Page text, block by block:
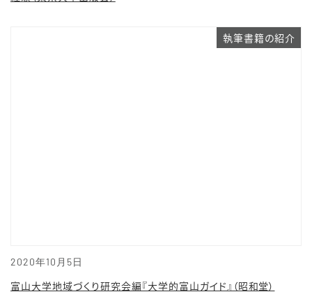
2020年10月5日
執筆書籍の紹介
富山大学地域づくり研究会編『大学的富山ガイド』（昭和堂）